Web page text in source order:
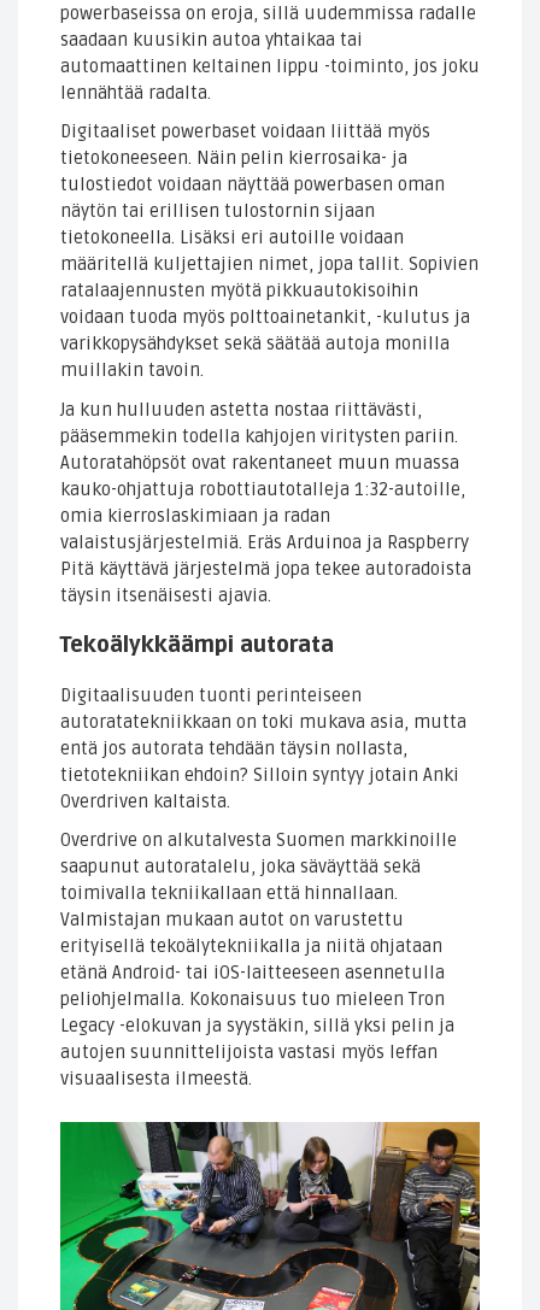
powerbaseissa on eroja, sillä uudemmissa radalle
saadaan kuusikin autoa yhtaikaa tai
automaattinen keltainen lippu -toiminto, jos joku
lennähtää radalta.
Digitaaliset powerbaset voidaan liittää myös
tietokoneeseen. Näin pelin kierrosaika- ja
tulostiedot voidaan näyttää powerbasen oman
näytön tai erillisen tulostornin sijaan
tietokoneella. Lisäksi eri autoille voidaan
määritellä kuljettajien nimet, jopa tallit. Sopivien
ratalaajennusten myötä pikkuautokisoihin
voidaan tuoda myös polttoainetankit, -kulutus ja
varikkopysähdykset sekä säätää autoja monilla
muillakin tavoin.
Ja kun hulluuden astetta nostaa riittävästi,
pääsemmekin todella kahjojen viritysten pariin.
Autoratahöpsöt ovat rakentaneet muun muassa
kauko-ohjattuja robottiautotalleja 1:32-autoille,
omia kierroslaskimiaan ja radan
valaistusjärjestelmiä. Eräs Arduinoa ja Raspberry
Pitä käyttävä järjestelmä jopa tekee autoradoista
täysin itsenäisesti ajavia.
Tekoälykkäämpi autorata
Digitaalisuuden tuonti perinteiseen
autoratatekniikkaan on toki mukava asia, mutta
entä jos autorata tehdään täysin nollasta,
tietotekniikan ehdoin? Silloin syntyy jotain Anki
Overdriven kaltaista.
Overdrive on alkutalvesta Suomen markkinoille
saapunut autoratalelu, joka säväyttää sekä
toimivalla tekniikallaan että hinnallaan.
Valmistajan mukaan autot on varustettu
erityisellä tekoälytekniikalla ja niitä ohjataan
etänä Android- tai iOS-laitteeseen asennetulla
peliohjelmalla. Kokonaisuus tuo mieleen Tron
Legacy -elokuvan ja syystäkin, sillä yksi pelin ja
autojen suunnittelijoista vastasi myös leffan
visuaalisesta ilmeestä.